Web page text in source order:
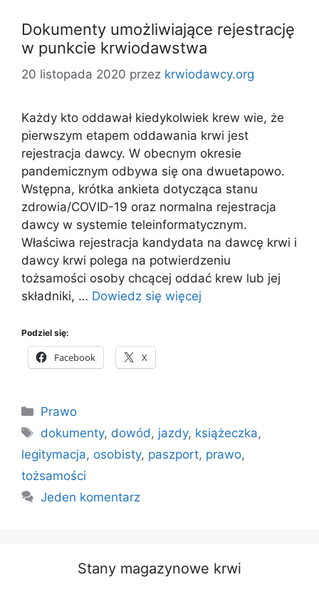
Dokumenty umożliwiające rejestrację
w punkcie krwiodawstwa
20 listopada 2020 przez krwiodawcy.org
Każdy kto oddawał kiedykolwiek krew wie, że
pierwszym etapem oddawania krwi jest
rejestracja dawcy. W obecnym okresie
pandemicznym odbywa się ona dwuetapowo.
Wstępna, krótka ankieta dotycząca stanu
zdrowia/COVID-19 oraz normalna rejestracja
dawcy w systemie teleinformatycznym.
Właściwa rejestracja kandydata na dawcę krwi i
dawcy krwi polega na potwierdzeniu
tożsamości osoby chcącej oddać krew lub jej
składniki, … Dowiedz się więcej
Podziel się:
Facebook X
Kategorie
Prawo
Tagi
dokumenty, dowód, jazdy, książeczka,
legitymacja, osobisty, paszport, prawo,
tożsamości
Jeden komentarz
Stany magazynowe krwi